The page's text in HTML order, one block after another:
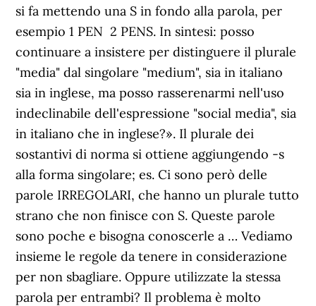
si fa mettendo una ­S in fondo alla parola, per
esempio 1 PEN ­ 2 PENS. In sintesi: posso
continuare a insistere per distinguere il plurale
"media" dal singolare "medium", sia in italiano
sia in inglese, ma posso rasserenarmi nell'uso
indeclinabile dell'espressione "social media", sia
in italiano che in inglese?». Il plurale dei
sostantivi di norma si ottiene aggiungendo -s
alla forma singolare; es. Ci sono però delle
parole IRREGOLARI, che hanno un plurale tutto
strano che non finisce con S. Queste parole
sono poche e bisogna conoscerle a … Vediamo
insieme le regole da tenere in considerazione
per non sbagliare. Oppure utilizzate la stessa
parola per entrambi? Il problema è molto